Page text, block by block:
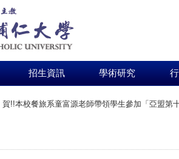
招生資訊 學術研究
賀!!本校餐旅系童富源老師帶領學生參加「亞盟第